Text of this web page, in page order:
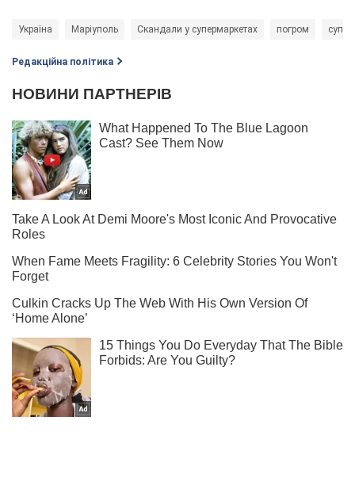
Україна Маріуполь Скандали у супермаркетах погром
Редакційна політика